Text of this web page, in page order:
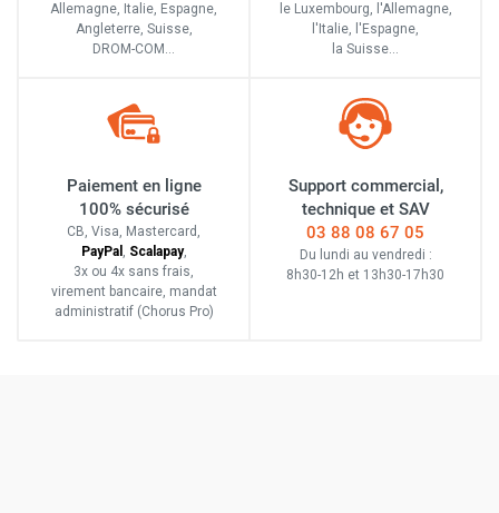
Allemagne, Italie, Espagne,
Angleterre, Suisse,
DROM-COM…
le Luxembourg, l'Allemagne,
l'Italie, l'Espagne,
la Suisse…
Paiement en ligne
100% sécurisé
CB, Visa, Mastercard,
PayPal , Scalapay,
3x ou 4x sans frais,
virement bancaire, mandat
administratif (Chorus Pro)
Support commercial,
technique et SAV
03 88 08 67 05
Du lundi au vendredi :
8h30-12h et 13h30-17h30